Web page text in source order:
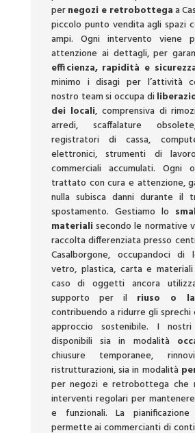
pernegozi e retrobottegaa
piccolo punto vendita agli spazi
ampi. Ogni intervento viene
attenzione ai dettagli, per
efficienza, rapidità e
minimo i disagi per l’attività
nostro team si occupa di
dei locali, comprensiva di
arredi, scaffalature
registratori di cassa,
elettronici, strumenti di
commerciali accumulati. Ogni
trattato con cura e attenzione,
nulla subisca danni durante il
spostamento. Gestiamo lo
materialisecondo le normative
raccolta differenziata presso
Casalborgone, occupandoci di
vetro, plastica, carta e
caso di oggetti ancora
supporto per il riuso o la
contribuendo a ridurre gli sprechi
approccio sostenibile. I
disponibili sia in modalità
chiusure temporanee,
ristrutturazioni, sia in modalità
per negozi e retrobottega che
interventi regolari per
e funzionali. La pianificazione
permette ai commercianti di